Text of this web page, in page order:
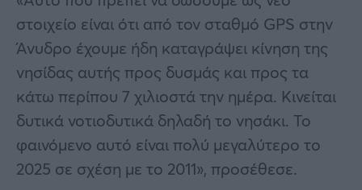
στοιχείο είναι ότι από τον σταθμό GPS στην
Άνυδρο έχουμε ήδη καταγράψει κίνηση της
νησίδας αυτής προς δυσμάς και προς τα
κάτω περίπου 7 χιλιοστά την ημέρα. Κινείται
δυτικά νοτιοδυτικά δηλαδή το νησάκι. Το
φαινόμενο αυτό είναι πολύ μεγαλύτερο το
2025 σε σχέση με το 2011», προσέθεσε.